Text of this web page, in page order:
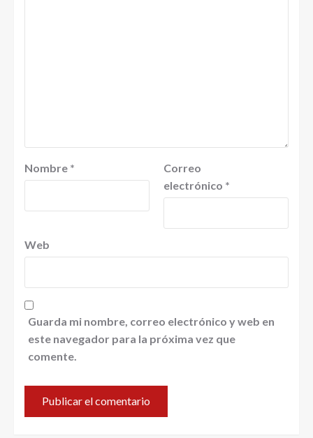
Nombre *
Correo
electrónico *
Web
Guarda mi nombre, correo electrónico y web en
este navegador para la próxima vez que
comente.